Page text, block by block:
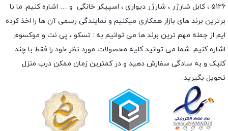
5126 ،
کابل شارژر ، شارژر دیواری ، اسپیکر خانگی و … اشاره کنیم. ما با
برترین برند های بازار همکاری میکنیم و نمایندگی رسمی آن ها را اخذ کرده
ایم از جمله مهم ترین برند ها می توانیم به : تسکو ، پی نت و موکسوم
اشاره کنیم. شما می توانید کلیه محصولات مورد نظر خود را فقط با چند
کلیک و به سادگی سفارش دهید و در کمترین زمان ممکن درب منزل
تحویل بگیرید.